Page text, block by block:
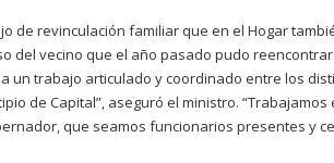
de revinculación familiar que en el Hogar
del vecino que el año pasado pudo
un trabajo articulado y coordinado entre los
de Capital”, aseguró el ministro.
que seamos funcionarios presentes y